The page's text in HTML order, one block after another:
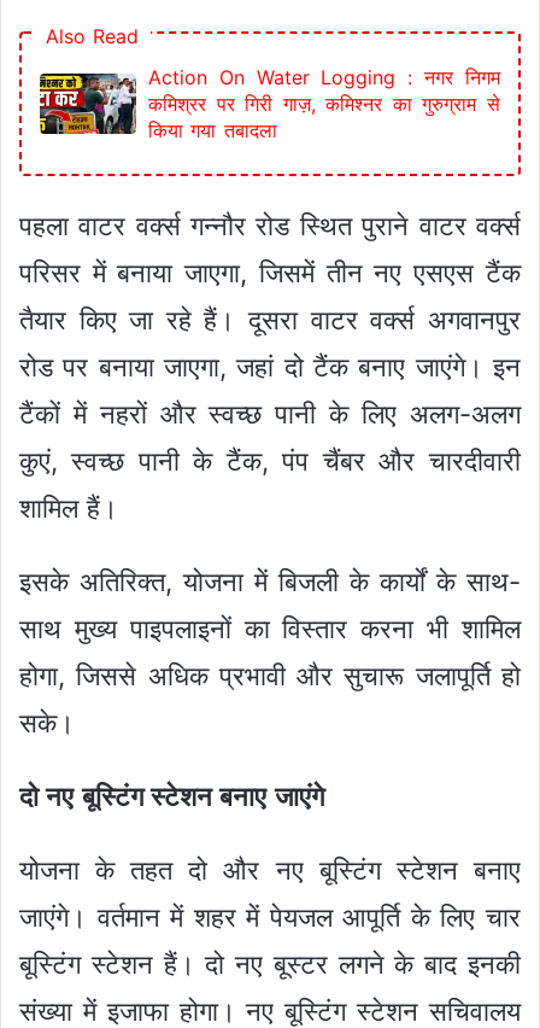
Also Read
Action On Water Logging : नगर निगम
कमिश्रर पर गिरी गाज़, कमिश्नर का गुरुग्राम से
किया गया तबादला
पहला वाटर वर्क्स गन्नौर रोड स्थित पुराने वाटर वर्क्स
परिसर में बनाया जाएगा, जिसमें तीन नए एसएस टैंक
तैयार किए जा रहे हैं। दूसरा वाटर वर्क्स अगवानपुर
रोड पर बनाया जाएगा, जहां दो टैंक बनाए जाएंगे। इन
टैंकों में नहरों और स्वच्छ पानी के लिए अलग-अलग
कुएं, स्वच्छ पानी के टैंक, पंप चैंबर और चारदीवारी
शामिल हैं।
इसके अतिरिक्त, योजना में बिजली के कार्यों के साथ-
साथ मुख्य पाइपलाइनों का विस्तार करना भी शामिल
होगा, जिससे अधिक प्रभावी और सुचारू जलापूर्ति हो
सके।
दो नए बूस्टिंग स्टेशन बनाए जाएंगे
योजना के तहत दो और नए बूस्टिंग स्टेशन बनाए
जाएंगे। वर्तमान में शहर में पेयजल आपूर्ति के लिए चार
बूस्टिंग स्टेशन हैं। दो नए बूस्टर लगने के बाद इनकी
संख्या में इजाफा होगा। नए बूस्टिंग स्टेशन सचिवालय